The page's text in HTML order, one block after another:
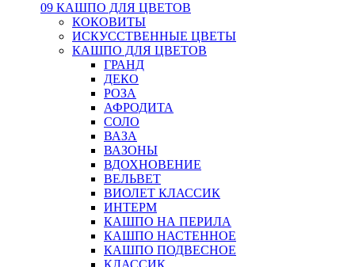
09 КАШПО ДЛЯ ЦВЕТОВ
КОКОВИТЫ
ИСКУССТВЕННЫЕ ЦВЕТЫ
КАШПО ДЛЯ ЦВЕТОВ
ГРАНД
ДЕКО
РОЗА
АФРОДИТА
СОЛО
ВАЗА
ВАЗОНЫ
ВДОХНОВЕНИЕ
ВЕЛЬВЕТ
ВИОЛЕТ КЛАССИК
ИНТЕРМ
КАШПО НА ПЕРИЛА
КАШПО НАСТЕННОЕ
КАШПО ПОДВЕСНОЕ
КЛАССИК